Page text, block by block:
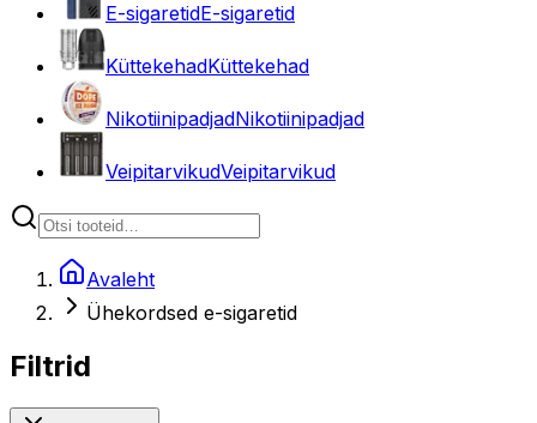
E-sigaretidE-sigaretid
KüttekehadKüttekehad
NikotiinipadjadNikotiinipadjad
VeipitarvikudVeipitarvikud
Avaleht
Ühekordsed e-sigaretid
Filtrid